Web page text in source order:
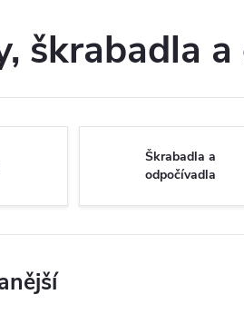
škrabadla
Škrabadla a
odpočívadla